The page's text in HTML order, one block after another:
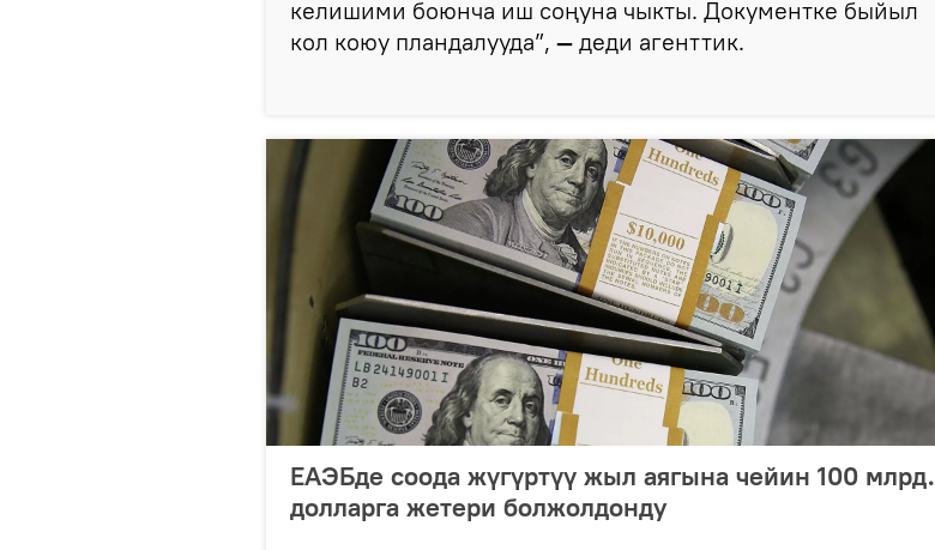
келишими боюнча иш соңуна чыкты. Документке быйыл
кол коюу пландалууда”, — деди агенттик.
ЕАЭБде соода жүгүртүү жыл аягына чейин 100 млрд.
долларга жетери болжолдонду